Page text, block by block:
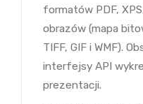
formatów PDF,
obrazów (mapa
TIFF, GIF i WMF).
interfejsy API
prezentacji.